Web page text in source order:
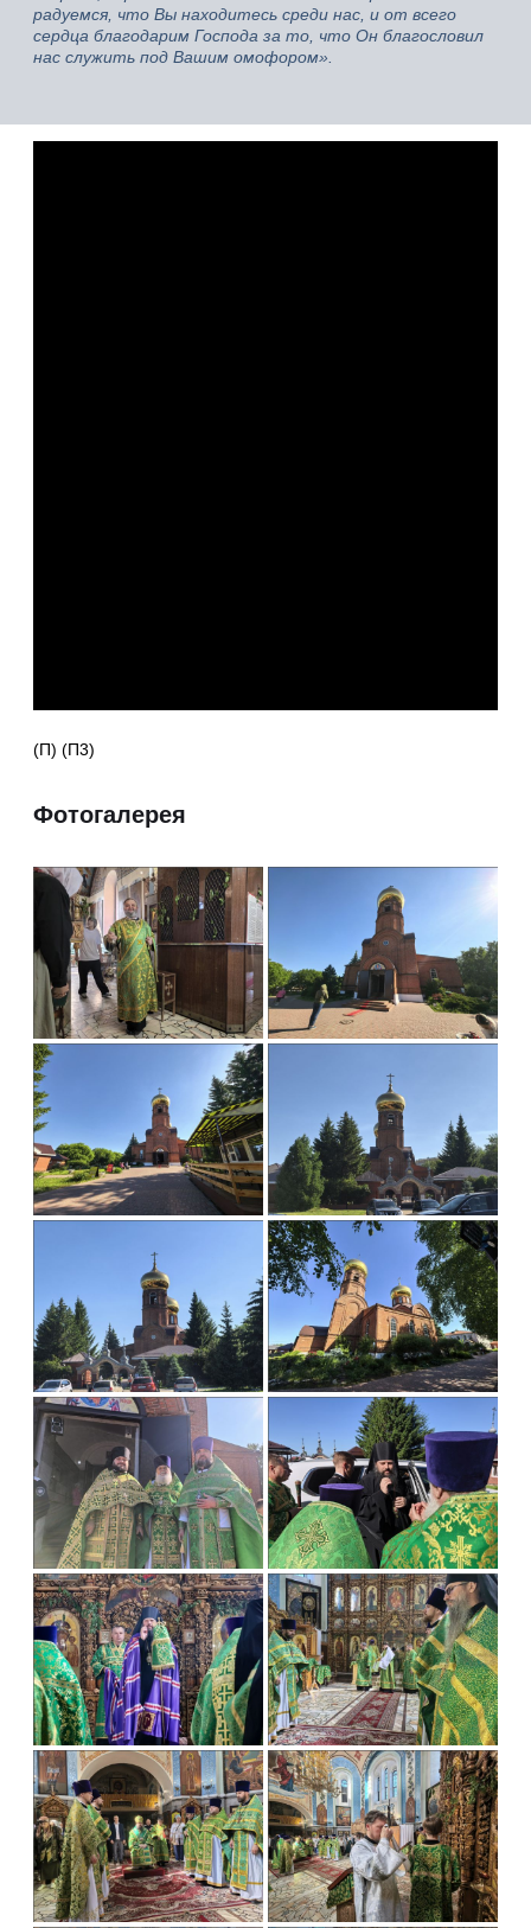
радуемся, что Вы находитесь среди нас, и от всего
сердца благодарим Господа за то, что Он благословил
нас служить под Вашим омофором».
(П) (П3)
Фотогалерея